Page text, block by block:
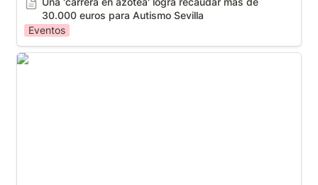
30.000 euros para Autismo Sevilla
Eventos
Sanz destaca el «ejemplo de compromiso» durante